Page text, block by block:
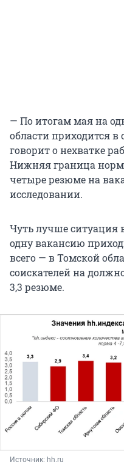
— По итогам мая на
области приходится в
говорит о нехватке
Нижняя граница
четыре резюме на
исследовании.
Чуть лучше ситуация
одну вакансию
всего — в Томской
соискателей на
3,3 резюме.
Источник: hh.ru